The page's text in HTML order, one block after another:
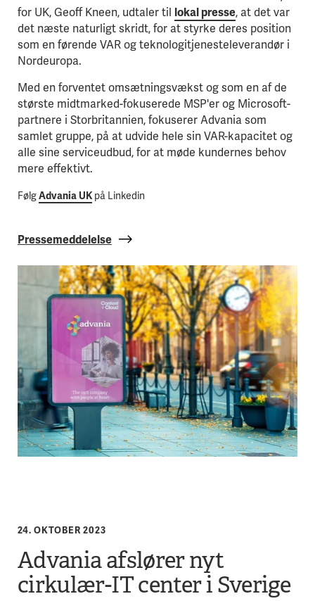
for UK, Geoff Kneen, udtaler til lokal presse, at det var
det næste naturligt skridt, for at styrke deres position
som en førende VAR og teknologitjenesteleverandør i
Nordeuropa.
Med en forventet omsætningsvækst og som en af de
største midtmarked-fokuserede MSP'er og Microsoft-
partnere i Storbritannien, fokuserer Advania som
samlet gruppe, på at udvide hele sin VAR-kapacitet og
alle sine serviceudbud, for at møde kundernes behov
mere effektivt.
FølgAdvania UKpå Linkedin
Pressemeddelelse
24. OKTOBER 2023
Advania afslører nyt
cirkulær-IT center i Sverige